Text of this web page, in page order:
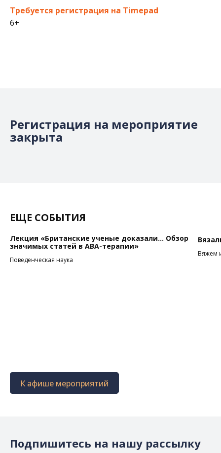
Требуется регистрация на Timepad
6+
Регистрация на мероприятие
закрыта
ЕЩЕ СОБЫТИЯ
Лекция «Британские ученые доказали... Обзор
значимых статей в АВА-терапии»
Поведенческая наука
Вяжем
К афише мероприятий
Подпишитесь на нашу рассылку